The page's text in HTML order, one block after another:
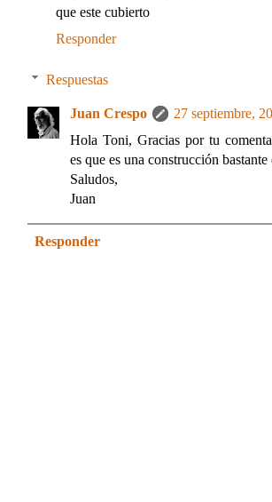
que este cubierto
Responder
Respuestas
Juan Crespo
27 septiembre,
Hola Toni, Gracias por tu
es que es una construcción
Saludos,
Juan
Responder